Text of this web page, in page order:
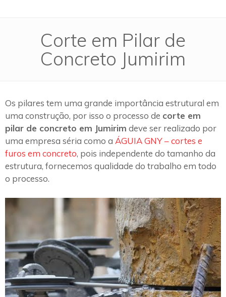
Corte em Pilar de
Concreto Jumirim
Os pilares tem uma grande importância estrutural em
uma construção, por isso o processo de corte em
pilar de concreto em Jumirim deve ser realizado por
uma empresa séria como a ÁGUIA GNY – cortes e
furos em concreto, pois independente do tamanho da
estrutura, fornecemos qualidade do trabalho em todo
o processo.